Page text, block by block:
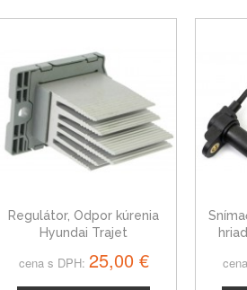
Regulátor, Odpor kúrenia
Hyundai Trajet
cena s DPH: 25,00 €